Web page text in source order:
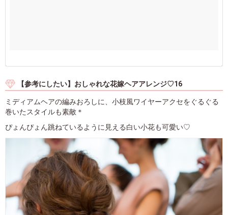
【参考にしたい】おしゃれな花嫁ヘアアレンジ♡16
ミディアムヘアの編みおろしに、小枝風ワイヤーアクセをぐるぐる
巻いたスタイルも素敵＊
ぴょんぴょん跳ねているように見える白い小花も可愛い♡